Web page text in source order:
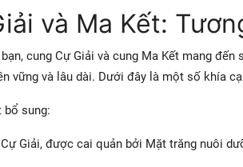
và Ma Kết:
cung Cự Giải và cung Ma Kết mang
vững và lâu dài. Dưới đây là một số khía
bổ sung:
Giải, được cai quản bởi Mặt trăng nuôi